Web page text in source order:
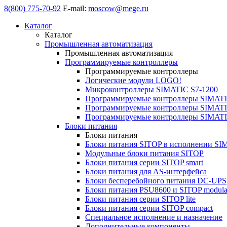
8(800) 775-70-92 E-mail: moscow@mege.ru
Каталог
Каталог
Промышленная автоматизация
Промышленная автоматизация
Программируемые контроллеры
Программируемые контроллеры
Логические модули LOGO!
Микроконтроллеры SIMATIC S7-1200
Программируемые контроллеры
Программируемые контроллеры
Программируемые контроллеры
Блоки питания
Блоки питания
Блоки питания SITOP в исполнении
Модульные блоки питания SITOP
Блоки питания серии SITOP smart
Блоки питания для AS-интерфейса
Блоки бесперебойного питания DC-UPS
Блоки питания PSU8600 и SITOP
Блоки питания серии SITOP lite
Блоки питания серии SITOP compact
Специальное исполнение и назначение